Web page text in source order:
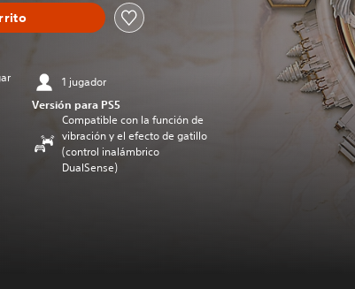
1 jugador
Versión para PS5
Compatible con la función de
vibración y el efecto de gatillo
(control inalámbrico
DualSense)